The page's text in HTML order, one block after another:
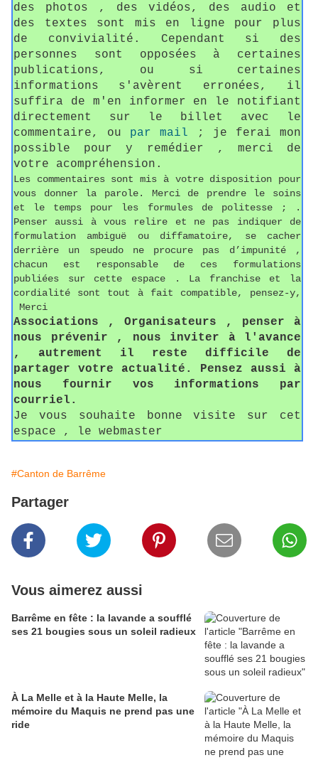
des photos , des vidéos, des audio et
des textes sont mis en ligne pour plus
de convivialité. Cependant si des
personnes sont opposées à certaines
publications, ou si certaines
informations s'avèrent erronées, il
suffira de m'en informer en le notifiant
directement sur le billet avec le
commentaire, ou par mail ; je ferai mon
possible pour y remédier , merci de
votre acompréhension.
Les commentaires sont mis à votre disposition pour
vous donner la parole. Merci de prendre le soins
et le temps pour les formules de politesse ; .
Penser aussi à vous relire et ne pas indiquer de
formulation ambiguë ou diffamatoire, se cacher
derrière un speudo ne procure pas d’impunité ,
chacun est responsable de ces formulations
publiées sur cette espace . La franchise et la
cordialité sont tout à fait compatible, pensez-y,
Merci
Associations , Organisateurs , penser à
nous prévenir , nous inviter à l'avance
, autrement il reste difficile de
partager votre actualité. Pensez aussi à
nous fournir vos informations par
courriel.
Je vous souhaite bonne visite sur cet
espace , le webmaster
#Canton de Barrême
Partager
Vous aimerez aussi
Barrême en fête : la lavande a soufflé
ses 21 bougies sous un soleil radieux
À La Melle et à la Haute Melle, la
mémoire du Maquis ne prend pas une
ride